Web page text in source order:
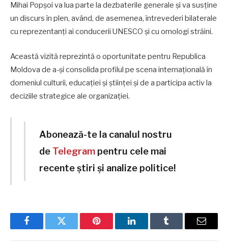
Mihai Popșoi va lua parte la dezbaterile generale și va susține
un discurs în plen, având, de asemenea, întrevederi bilaterale
cu reprezentanți ai conducerii UNESCO și cu omologi străini.
Această vizită reprezintă o oportunitate pentru Republica
Moldova de a-și consolida profilul pe scena internațională în
domeniul culturii, educației și științei și de a participa activ la
deciziile strategice ale organizației.
Abonează-te la canalul nostru
de Telegram pentru cele mai
recente știri și analize politice!
FacebookTwitter Pinterest LinkedInTumblr Email